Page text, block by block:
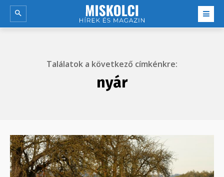
Találatok a következő címkénkre:
nyár